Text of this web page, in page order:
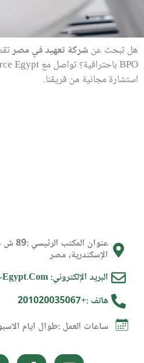
هل تبحث عن شركة تعهيد في مصر
استشارة مجانية من فريقنا.
عنوان
الإسكندرية، مصر
البريد الإلكتروني: Contact@Outsource-Egypt.com
هاتف :+201020035067
ساعات العمل :طوال ايام الاسبوع